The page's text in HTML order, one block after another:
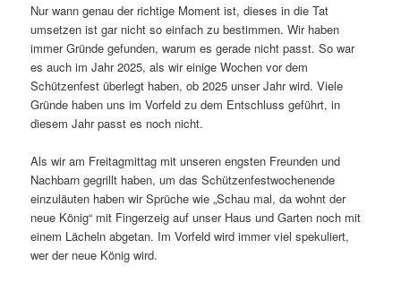
Nur wann genau der richtige Moment ist, dieses in die Tat
umsetzen ist gar nicht so einfach zu bestimmen. Wir haben
immer Gründe gefunden, warum es gerade nicht passt. So war
es auch im Jahr 2025, als wir einige Wochen vor dem
Schützenfest überlegt haben, ob 2025 unser Jahr wird. Viele
Gründe haben uns im Vorfeld zu dem Entschluss geführt, in
diesem Jahr passt es noch nicht.
Als wir am Freitagmittag mit unseren engsten Freunden und
Nachbarn gegrillt haben, um das Schützenfestwochenende
einzuläuten haben wir Sprüche wie „Schau mal, da wohnt der
neue König“ mit Fingerzeig auf unser Haus und Garten noch mit
einem Lächeln abgetan. Im Vorfeld wird immer viel spekuliert,
wer der neue König wird.